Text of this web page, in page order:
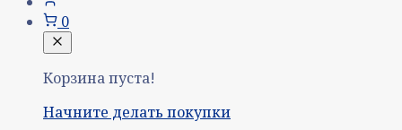
0
Корзина пуста!
Начните делать покупки